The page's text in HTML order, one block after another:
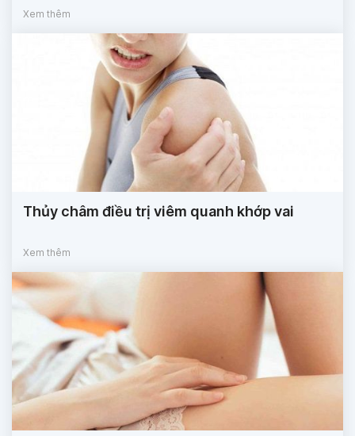
Xem thêm
Thủy châm điều trị viêm quanh khớp vai
Xem thêm